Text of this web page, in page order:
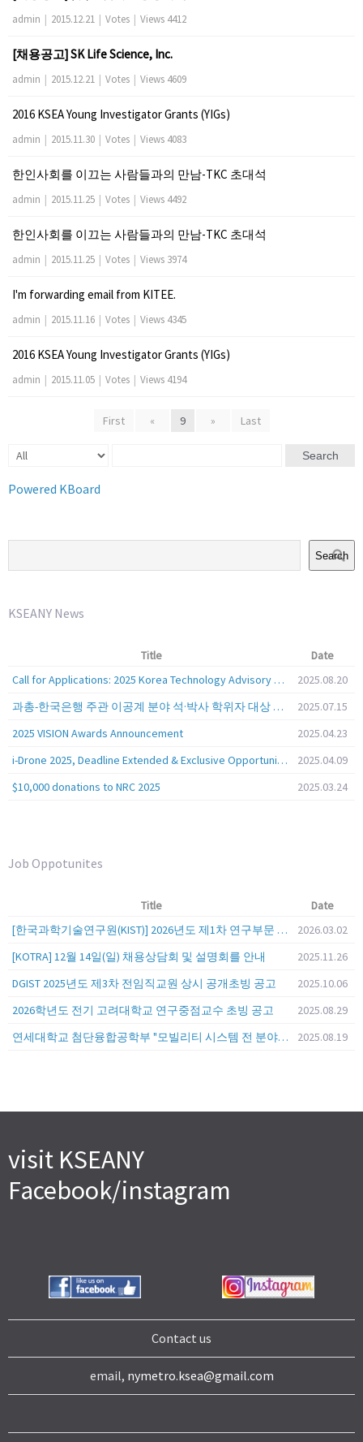
admin | 2015.12.21 | Votes | Views 4412
[채용공고] SK Life Science, Inc.
admin | 2015.12.21 | Votes | Views 4609
2016 KSEA Young Investigator Grants (YIGs)
admin | 2015.11.30 | Votes | Views 4083
한인사회를 이끄는 사람들과의 만남-TKC 초대석
admin | 2015.11.25 | Votes | Views 4492
한인사회를 이끄는 사람들과의 만남-TKC 초대석
admin | 2015.11.25 | Votes | Views 3974
I'm forwarding email from KITEE.
admin | 2015.11.16 | Votes | Views 4345
2016 KSEA Young Investigator Grants (YIGs)
admin | 2015.11.05 | Votes | Views 4194
First « 9 » Last
Search
Powered KBoard
Search
KSEANY News
Title
Date
Call for Applications: 2025 Korea Technology Advisory Group (K-TAG)
2025.08.20
과총-한국은행 주관 이공계 분야 석·박사 학위자 대상 서베이
2025.07.15
2025 VISION Awards Announcement
2025.04.23
i-Drone 2025, Deadline Extended & Exclusive Opportunity to Travel to Korea!
2025.04.09
$10,000 donations to NRC 2025
2025.03.24
Job Oppotunites
Title
Date
[한국과학기술연구원(KIST)] 2026년도 제1차 연구부문 공개채용 안내
2026.03.02
[KOTRA] 12월 14일(일) 채용상담회 및 설명회를 안내
2025.11.26
DGIST 2025년도 제3차 전임직교원 상시 공개초빙 공고
2025.10.06
2026학년도 전기 고려대학교 연구중점교수 초빙 공고
2025.08.29
연세대학교 첨단융합공학부 "모빌리티 시스템 전 분야" 전임교원 특별채용 (2026년 9월 1일자 임용 예정)
2025.08.19
visit KSEANY
Facebook/instagram
Contact us
email, nymetro.ksea@gmail.com